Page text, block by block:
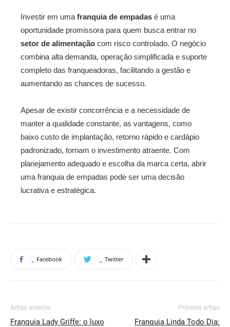
Investir em uma franquia de empadas é uma
oportunidade promissora para quem busca entrar no
setor de alimentação com risco controlado. O negócio
combina alta demanda, operação simplificada e suporte
completo das franqueadoras, facilitando a gestão e
aumentando as chances de sucesso.
Apesar de existir concorrência e a necessidade de
manter a qualidade constante, as vantagens, como
baixo custo de implantação, retorno rápido e cardápio
padronizado, tornam o investimento atraente. Com
planejamento adequado e escolha da marca certa, abrir
uma franquia de empadas pode ser uma decisão
lucrativa e estratégica.
Facebook Twitter
Artigo anterior
Franquia Lady Griffe: o luxo
Próximo artigo
Franquia Linda Todo Dia: